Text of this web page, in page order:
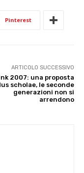
Pinterest
ARTICOLO SUCCESSIVO
2007: una proposta
scholae, le seconde
generazioni non si
arrendono